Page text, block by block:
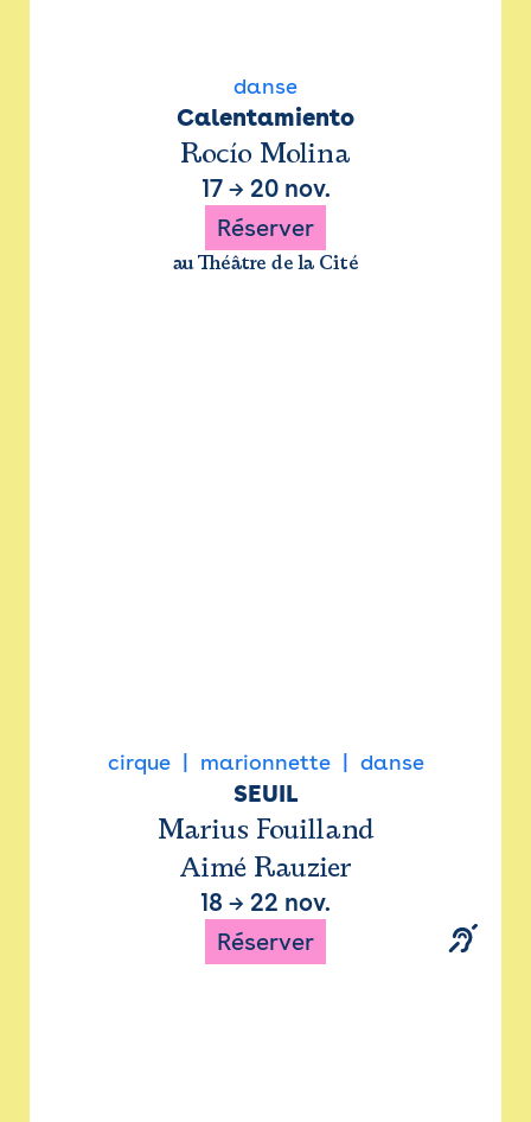
danse
Calentamiento
Rocío Molina
17→ 20 nov.
Réserver
au Théâtre de la Cité
cirque marionnette danse
SEUIL
Marius Fouilland
Aimé Rauzier
18 → 22 nov.
Réserver